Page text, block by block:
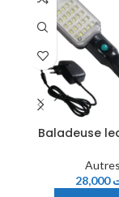
Baladeuse
Autres
28,000